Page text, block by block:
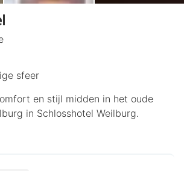
sfeer
en stijl midden in het oude
in Schlosshotel Weilburg.